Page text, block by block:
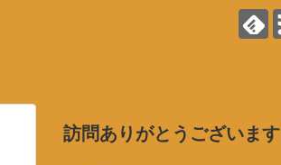
訪問ありがとうございます